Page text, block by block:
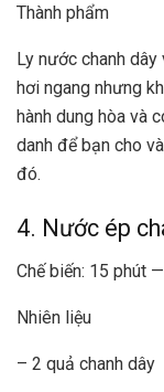
Thành phẩm
Ly nước chanh
hơi ngang nhưng
hành dung hòa và
danh để bạn cho
đó.
4. Nước ép
Chế biến: 15 phút
Nhiên liệu
– 2 quả chanh dây